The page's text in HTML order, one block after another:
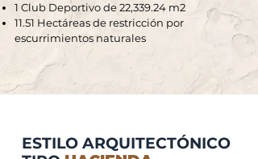
1 Club Deportivo de 22,339.24 m2
11.51 Hectáreas de restricción por
escurrimientos naturales
ESTILO ARQUITECTÓNICO